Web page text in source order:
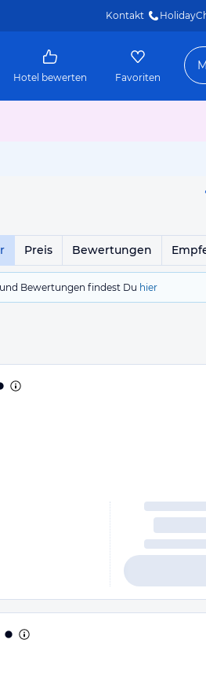
Kontakt
Hotel bewerten Favoriten
Preis Bewertungen
Bewertungen findest Du hier